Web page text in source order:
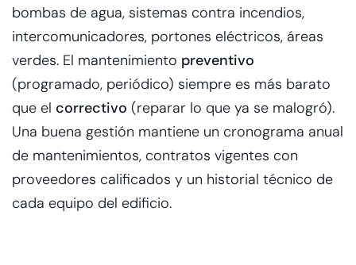
bombas de agua, sistemas contra incendios,
intercomunicadores, portones eléctricos, áreas
verdes. El mantenimiento preventivo
(programado, periódico) siempre es más barato
que el correctivo (reparar lo que ya se malogró).
Una buena gestión mantiene un cronograma anual
de mantenimientos, contratos vigentes con
proveedores calificados y un historial técnico de
cada equipo del edificio.